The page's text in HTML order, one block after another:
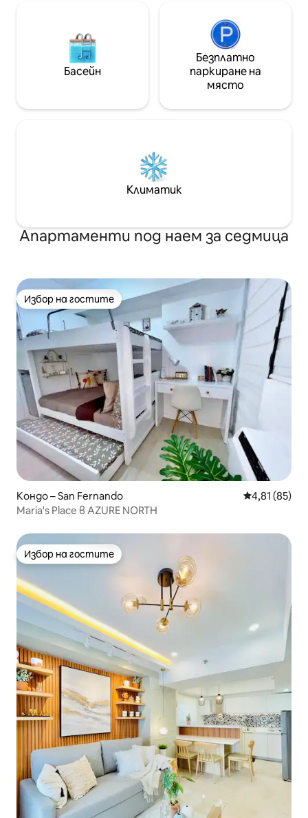
Басейн
Безплатно
паркиране на
място
Климатик
Апартаменти под наем за седмица
Избор на гостите
Избор на гостите
Кондо – San Fernando Средна
4,81 (85)
Maria's Place в AZURE NORTH
Избор на гостите
Избор на гостите